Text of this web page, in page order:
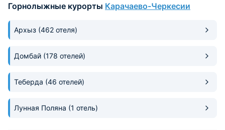
Горнолыжные курорты Карачаево-Черкесии
Архыз (462 отеля)
Домбай (178 отелей)
Теберда (46 отелей)
Лунная Поляна (1 отель)